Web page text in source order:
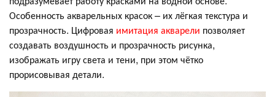
Особенность акварельных красок – их лёгкая текстура и
прозрачность. Цифровая имитация акварели позволяет
создавать воздушность и прозрачность рисунка,
изображать игру света и тени, при этом чётко
прорисовывая детали.